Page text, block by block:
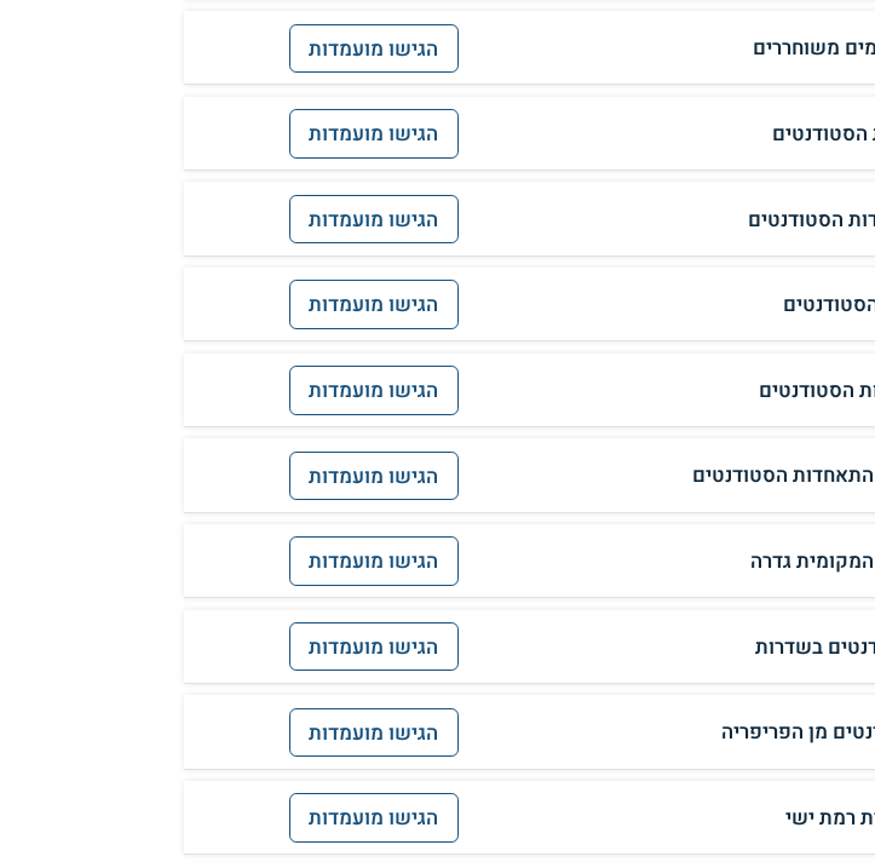
משוחררים הגישו מועמדות
הגישו מועמדות
הסטודנטים הגישו מועמדות
הגישו מועמדות
הסטודנטים הגישו מועמדות
הסטודנטים הגישו מועמדות
גדרה הגישו מועמדות
בשדרות הגישו מועמדות
מן הפריפריה הגישו מועמדות
רמת ישי הגישו מועמדות